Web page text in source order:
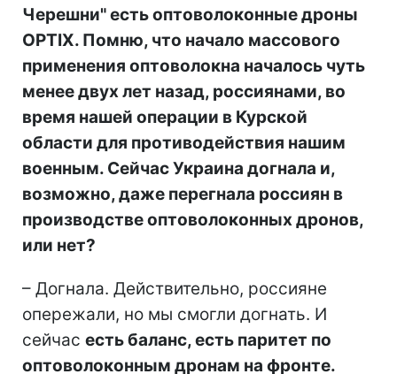
Черешни" есть оптоволоконные дроны
OPTIX. Помню, что начало массового
применения оптоволокна началось чуть
менее двух лет назад, россиянами, во
время нашей операции в Курской
области для противодействия нашим
военным. Сейчас Украина догнала и,
возможно, даже перегнала россиян в
производстве оптоволоконных дронов,
или нет?
– Догнала. Действительно, россияне
опережали, но мы смогли догнать. И
сейчас есть баланс, есть паритет по
оптоволоконным дронам на фронте.